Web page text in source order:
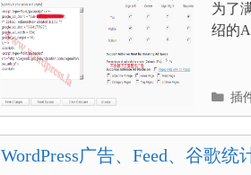
为了
绍的
分
类
目
录
插
WordPress广告、Feed、谷歌统